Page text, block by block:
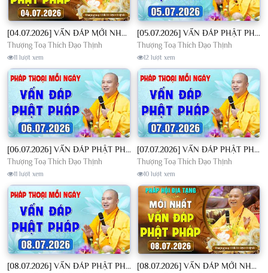
[04.07.2026] VẤN ĐÁP MỚI NHẤT - Pháp Hội Địa Tạng Chùa Khai Nguyên | TT. Thích Đạo Thịnh
Thượng Toạ Thích Đạo Thịnh
11 lượt xem
[05.07.2026] VẤN ĐÁP PHẬT PHÁP - Nghe Thầy giảng Pháp mỗi ngày CÔNG ĐỨC VÔ LƯỢNG│TT. Thích Đạo Thịnh
Thượng Toạ Thích Đạo Thịnh
12 lượt xem
[06.07.2026] VẤN ĐÁP PHẬT PHÁP - Nghe Thầy giảng Pháp mỗi ngày CÔNG ĐỨC VÔ LƯỢNG│TT. Thích Đạo Thịnh
Thượng Toạ Thích Đạo Thịnh
11 lượt xem
[07.07.2026] VẤN ĐÁP PHẬT PHÁP - Nghe Thầy giảng Pháp mỗi ngày CÔNG ĐỨC VÔ LƯỢNG│TT. Thích Đạo Thịnh
Thượng Toạ Thích Đạo Thịnh
10 lượt xem
[08.07.2026] VẤN ĐÁP PHẬT PHÁP - Nghe Thầy giảng Pháp mỗi ngày CÔNG ĐỨC VÔ LƯỢNG│TT. Thích Đạo Thịnh [08.07.2026] VẤN ĐÁP MỚI NHẤT - Pháp Hội Địa Tạng Chùa Khai Nguyên | TT. Thích Đạo Thịnh